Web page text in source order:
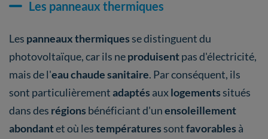
Les panneaux thermiques
Les panneaux thermiques se distinguent du
photovoltaïque, car ils neproduisentpas d'électricité,
mais de l'eau chaude sanitaire. Par conséquent, ils
sont particulièrementadaptés auxlogements situés
dans des régions bénéficiant d'unensoleillement
abondantet où lestempératures sontfavorables à